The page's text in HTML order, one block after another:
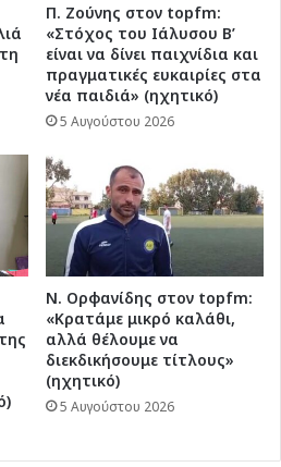
Π. Ζούνης στον topfm:
«Στόχος του Ιάλυσου Β’
είναι να δίνει παιχνίδια και
πραγματικές ευκαιρίες στα
νέα παιδιά» (ηχητικό)
5 Αυγούστου 2026
Ν. Ορφανίδης στον topfm:
«Κρατάμε μικρό καλάθι,
αλλά θέλουμε να
διεκδικήσουμε τίτλους»
(ηχητικό)
5 Αυγούστου 2026